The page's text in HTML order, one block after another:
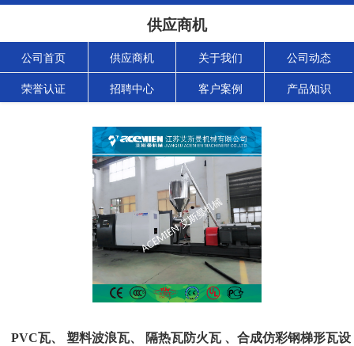
供应商机
公司首页 供应商机 关于我们 公司动态
荣誉认证 招聘中心 客户案例 产品知识
PVC瓦、 塑料波浪瓦、 隔热瓦防火瓦 、合成仿彩钢梯形瓦设